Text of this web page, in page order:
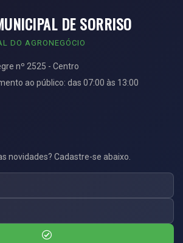
DE SORRISO
DO AGRONEGÓCIO
nº 2525 - Centro
ao público: das 07:00 às 13:00
novidades? Cadastre-se abaixo.